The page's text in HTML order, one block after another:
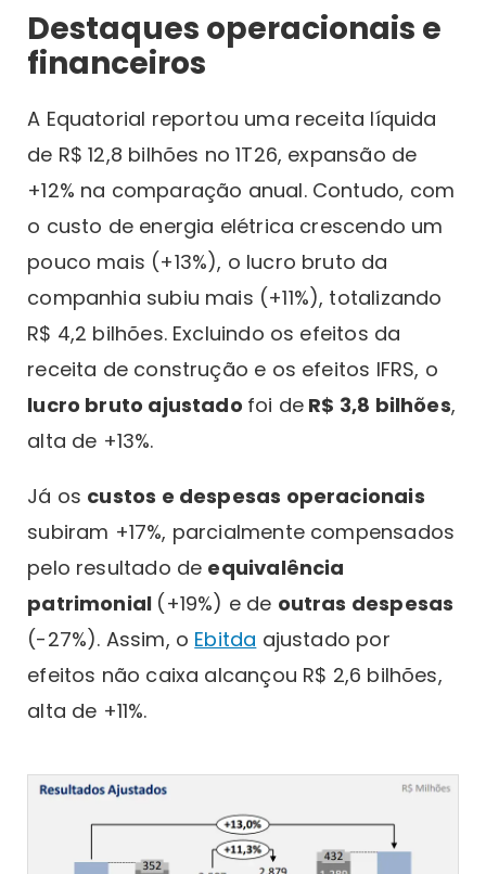
Destaques operacionais e
financeiros
A Equatorial reportou uma receita líquida
de R$ 12,8 bilhões no 1T26, expansão de
+12% na comparação anual. Contudo, com
o custo de energia elétrica crescendo um
pouco mais (+13%), o lucro bruto da
companhia subiu mais (+11%), totalizando
R$ 4,2 bilhões. Excluindo os efeitos da
receita de construção e os efeitos IFRS, o
lucro bruto ajustado foi de R$ 3,8 bilhões,
alta de +13%.
Já os custos e despesas operacionais
subiram +17%, parcialmente compensados
pelo resultado de equivalência
patrimonial (+19%) e de outras despesas
(-27%). Assim, o Ebitda ajustado por
efeitos não caixa alcançou R$ 2,6 bilhões,
alta de +11%.